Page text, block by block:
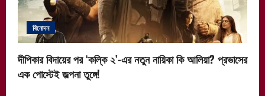
i
o
n
বিনোদন
দীপিকার বিদায়ের পর ‘কল্কি ২’-এর নতুন নায়িকা কি আলিয়া? প্রভাসের
এক পোস্টেই জল্পনা তুঙ্গে!